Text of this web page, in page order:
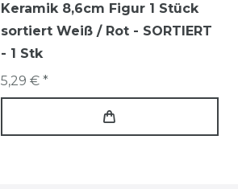
Keramik 8,6cm Figur 1 Stück
sortiert Weiß / Rot - SORTIERT
- 1 Stk
5,29 € *